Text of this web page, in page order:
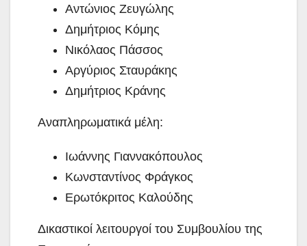
Αντώνιος Ζευγώλης
Δημήτριος Κόμης
Νικόλαος Πάσσος
Αργύριος Σταυράκης
Δημήτριος Κράνης
Αναπληρωματικά μέλη:
Ιωάννης Γιαννακόπουλος
Κωνσταντίνος Φράγκος
Ερωτόκριτος Καλούδης
Δικαστικοί λειτουργοί του Συμβουλίου της